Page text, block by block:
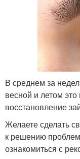
В среднем за
весной и летом
восстановление
Желаете сделать
к решению
ознакомиться с